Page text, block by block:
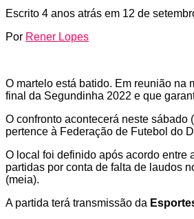
Escrito 4 anos atrás em 12 de
Por Rener Lopes
O martelo está batido. Em reunião na
final da Segundinha 2022 e que
O confronto acontecerá neste
pertence à Federação de Futebol do
O local foi definido após acordo entre
partidas por conta de falta de laudos
(meia).
A partida terá transmissão da